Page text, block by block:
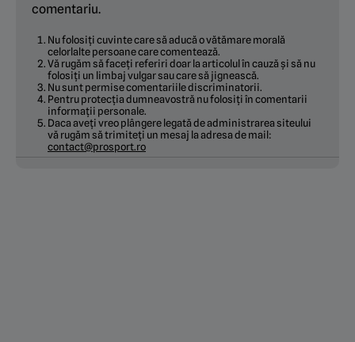
comentariu.
Nu folosiți cuvinte care să aducă o vătămare morală
celorlalte persoane care comentează.
Vă rugăm să faceți referiri doar la articolul în cauză și să nu
folosiți un limbaj vulgar sau care să jignească.
Nu sunt permise comentariile discriminatorii.
Pentru protecția dumneavostră nu folosiți în comentarii
informații personale.
Daca aveți vreo plângere legată de administrarea siteului
vă rugăm să trimiteți un mesaj la adresa de mail:
contact@prosport.ro